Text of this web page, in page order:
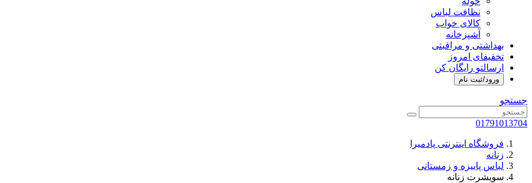
نظافت لباس
کالای خواب
آشپزخانه
بهداشتی و مراقبتی
تخفیفای امروز
ارسالتو رایگان کن
ورود/ثبت نام
جستجو
01791013704
فروشگاه اینترنتی پادمیرا
زنانه
لباس پاییزه و زمستانی
سویشرت زنانه